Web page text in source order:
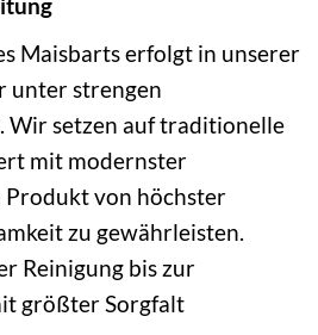
Maisbarts erfolgt in unserer
unter strengen
Wir setzen auf traditionelle
mit modernster
Produkt von höchster
zu gewährleisten.
Reinigung bis zur
größter Sorgfalt